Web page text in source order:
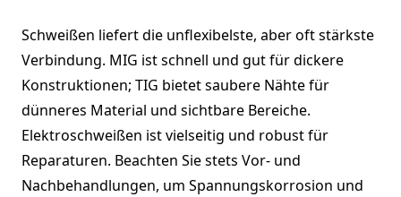
Schweißen liefert die unflexibelste, aber oft stärkste
Verbindung. MIG ist schnell und gut für dickere
Konstruktionen; TIG bietet saubere Nähte für
dünneres Material und sichtbare Bereiche.
Elektroschweißen ist vielseitig und robust für
Reparaturen. Beachten Sie stets Vor- und
Nachbehandlungen, um Spannungskorrosion und